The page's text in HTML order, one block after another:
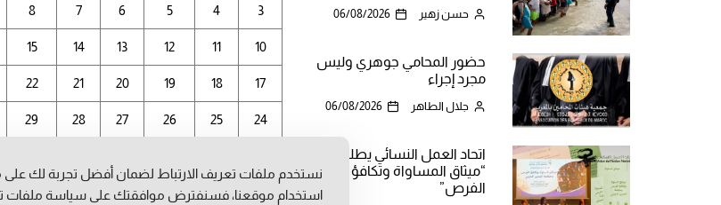
حسن زهير 06/08/2026
حضور المحامي جوهري وليس
مجرد إجراء
جلال الطاهر 06/08/2026
اتحاد العمل النسائي يطلق
“ميثاق المساواة وتكافؤ
الفرص”
أغسطس 2026
3
4
5
6
7
8
10
11
12
13
14
15
17
18
19
20
21
22
24
25
26
27
28
29
نستخدم ملفات تعريف الارتباط لضمان أفضل تجربة لك على
استخدام موقعنا، فسنفترض موافقتك على سياسة ملفات